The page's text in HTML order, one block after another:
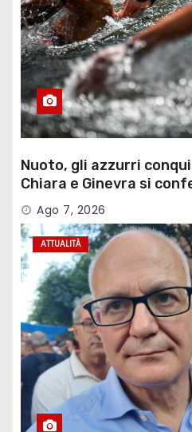
Nuoto, gli azzurri
Chiara e Ginevra si
Ago 7, 2026
ATTUALITÀ